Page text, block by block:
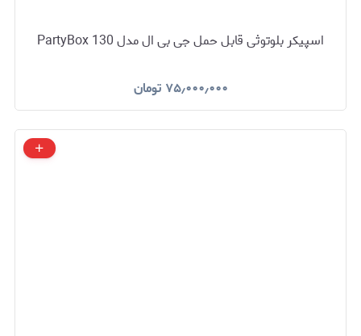
اسپیکر بلوتوثی قابل حمل جی بی ال مدل PartyBox 130
۷۵٫۰۰۰٫۰۰۰ تومان